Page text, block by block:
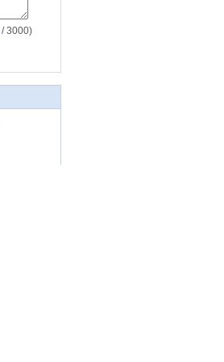
/ 3000)